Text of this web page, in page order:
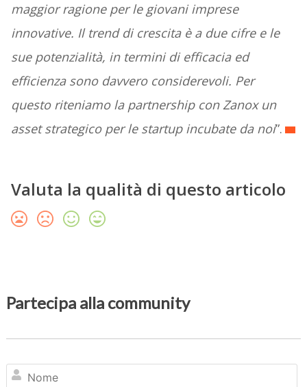
maggior ragione per le giovani imprese
innovative. Il trend di crescita è a due cifre e le
sue potenzialità, in termini di efficacia ed
efficienza sono davvero considerevoli. Per
questo riteniamo la partnership con Zanox un
asset strategico per le startup incubate da noi”.
Valuta la qualità di questo articolo
Partecipa alla community